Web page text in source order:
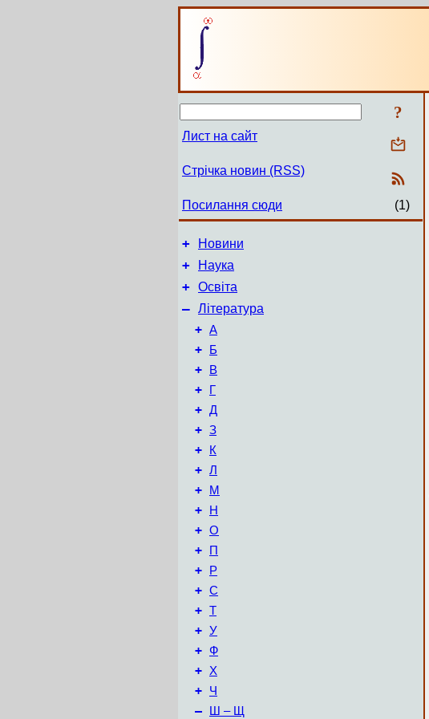
?
Лист на сайт
Стрічка новин (RSS)
Посилання сюди (1)
+ Новини
+ Наука
+ Освіта
– Література
+ А
+ Б
+ В
+ Г
+ Д
+ З
+ К
+ Л
+ М
+ Н
+ О
+ П
+ Р
+ С
+ Т
+ У
+ Ф
+ Х
+ Ч
– Ш – Щ